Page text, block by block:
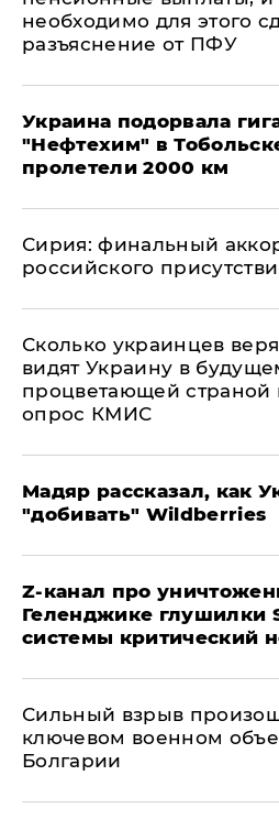
необходимо для этого
разъяснение от ПФУ
Украина подорвала
"Нефтехим" в
пролетели 2000 км
​Сирия: финальный
российского
Сколько украинцев
видят Украину в
процветающей страной
опрос КМИС
Мадяр рассказал, как
"добивать" Wildberries
Z-канал про
Геленджике глушилки
системы критический
Сильный взрыв
ключевом военном
Болгарии